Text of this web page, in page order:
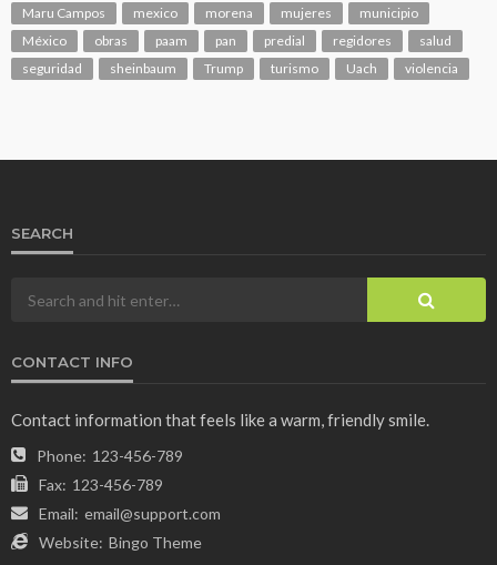
Maru Campos
mexico morena mujeres
municipio
México
obras paam pan predial regidores
salud
seguridad
sheinbaum Trump turismo Uach violencia
SEARCH
CONTACT INFO
Contact information that feels like a warm, friendly smile.
Phone: 123-456-789
Fax: 123-456-789
Email: email@support.com
Website: Bingo Theme